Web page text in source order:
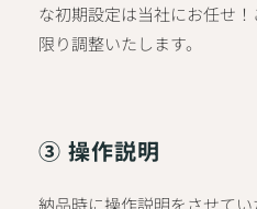
な初期設定は当社にお任せ
限り調整いたします。
③ 操作説明
納品時に操作説明をさせて